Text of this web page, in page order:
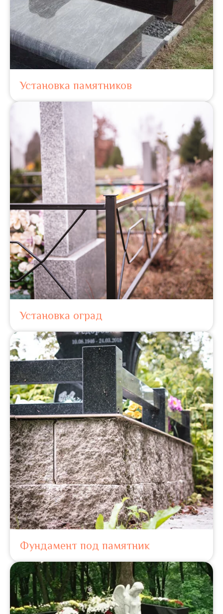
Установка памятников
Установка оград
Фундамент под памятник